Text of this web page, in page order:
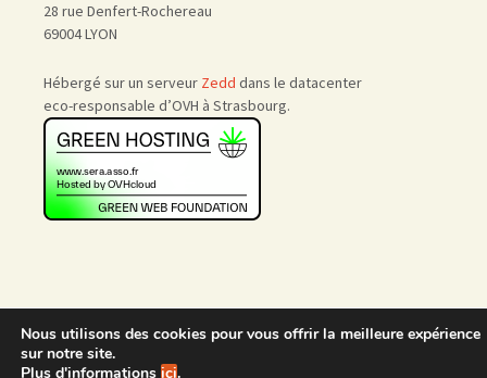
28 rue Denfert-Rochereau
69004 LYON
Hébergé sur un serveur Zedd dans le datacenter
eco-responsable d’OVH à Strasbourg.
Accueil | Nous rejoindre
Admin
Nous utilisons des cookies pour vous offrir la meilleure expérience
sur notre site.
Plus d'informations ici.